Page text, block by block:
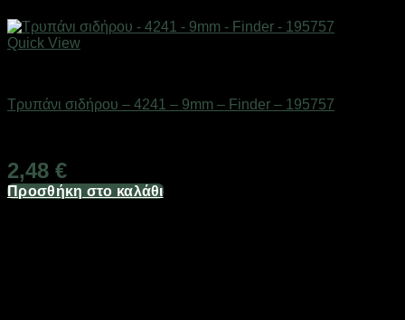
Quick View
Τρυπάνι σιδήρου – 4241 – 9mm – Finder – 195757
2,48 €
Προσθήκη στο καλάθι